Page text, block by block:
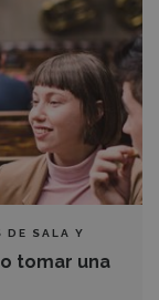
DE SALA Y
tomar una